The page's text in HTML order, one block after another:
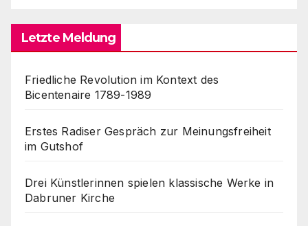
Letzte Meldung
Friedliche Revolution im Kontext des
Bicentenaire 1789-1989
Erstes Radiser Gespräch zur Meinungsfreiheit
im Gutshof
Drei Künstlerinnen spielen klassische Werke in
Dabruner Kirche